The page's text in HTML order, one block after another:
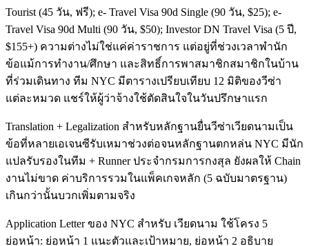
Tourist (45 วัน, ฟรี); e- Travel Visa 90d Single (90 วัน, $25); e-
Travel Visa 90d Multi (90 วัน, $50); Investor DN Travel Visa (5 ปี,
$155+) ความต่างไม่ใช่แค่ค่าราชการ แต่อยู่ที่ช่วงเวลาพำนัก
ข้อแม้การทำงาน/ศึกษา และสิทธิ์การพาสมาชิกสมาชิกในบ้าน
ที่ร่วมเดินทาง ทีม NYC มีตารางเปรียบเทียบ 12 มิติของวีซ่า
แต่ละหมวด แชร์ให้ผู้ว่าจ้างใช้ตัดสินใจในวันปรึกษาแรก
Translation + Legalization สำหรับหลักฐานยื่นวีซ่าเวียดนามเป็น
ข้อที่หลายเอเจนซีรับเหมาช่วงต่อจนหลักฐานตกหล่น NYC มีนัก
แปลรับรองในทีม + Runner ประจำกรมการกงสุล ยังผลให้ Chain
งานไม่ขาด ค่าบริการรวมในแพ็คเกจหลัก (5 ฉบับมาตรฐาน)
เกินกว่านั้นบวกเพิ่มตามจริง
Application Letter ของ NYC สำหรับ เวียดนาม ใช้โครง 5
ย่อหน้า: ย่อหน้า 1 แนะตัวและเป้าหมาย, ย่อหน้า 2 อธิบาย